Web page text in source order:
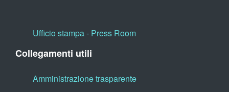
Ufficio stampa - Press Room
Collegamenti utili
Amministrazione trasparente